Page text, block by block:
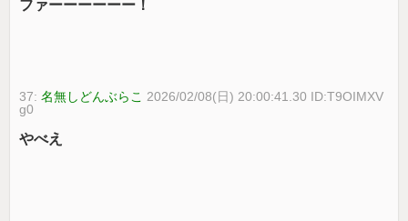
ファーーーーーー！
37:名無しどんぶらこ 2026/02/08(日) 20:00:41.30 ID:T9OIMXV
g0
やべえ